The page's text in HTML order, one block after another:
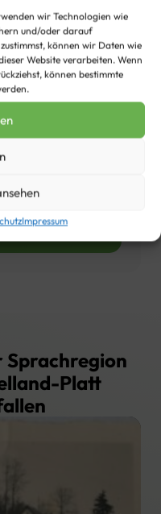
wir Technologien wie
und/oder darauf
können wir Daten wie
Website verarbeiten. Wenn
können bestimmte
Impressum
ein "Gefällt mir"
Sprachregion
Platt